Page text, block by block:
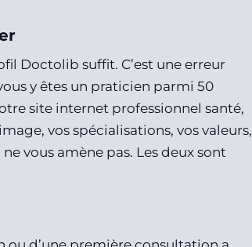
Doctolib suffit. C’est une erreur
y êtes un praticien parmi 50
site internet professionnel santé,
vos spécialisations, vos valeurs,
vous amène pas. Les deux sont